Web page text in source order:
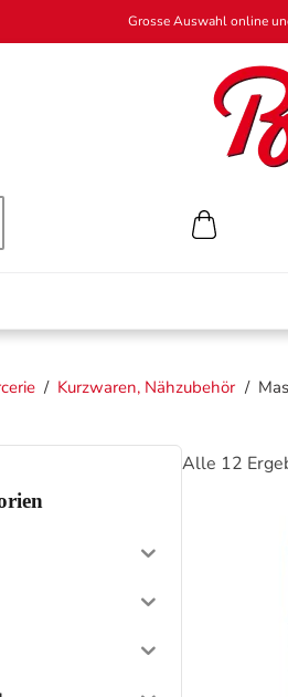
Grosse Auswahl online
/ Kurzwaren, Nähzubehör /
Alle 12